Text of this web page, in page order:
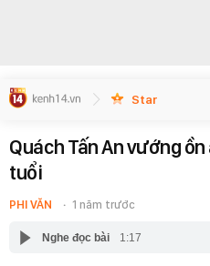
Star
Quách Tấn An vướng
tuổi
PHI VĂN 1 năm trước
Nghe đọc bài 1:17